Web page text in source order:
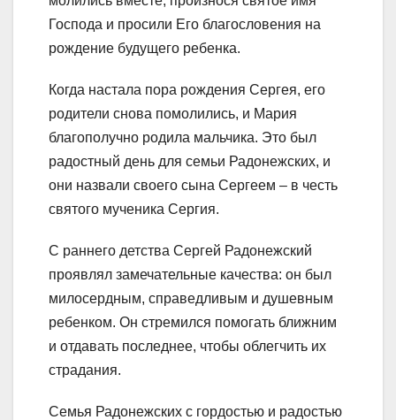
Господа и просили Его благословения на
рождение будущего ребенка.
Когда настала пора рождения Сергея, его
родители снова помолились, и Мария
благополучно родила мальчика. Это был
радостный день для семьи Радонежских, и
они назвали своего сына Сергеем – в честь
святого мученика Сергия.
С раннего детства Сергей Радонежский
проявлял замечательные качества: он был
милосердным, справедливым и душевным
ребенком. Он стремился помогать ближним
и отдавать последнее, чтобы облегчить их
страдания.
Семья Радонежских с гордостью и радостью